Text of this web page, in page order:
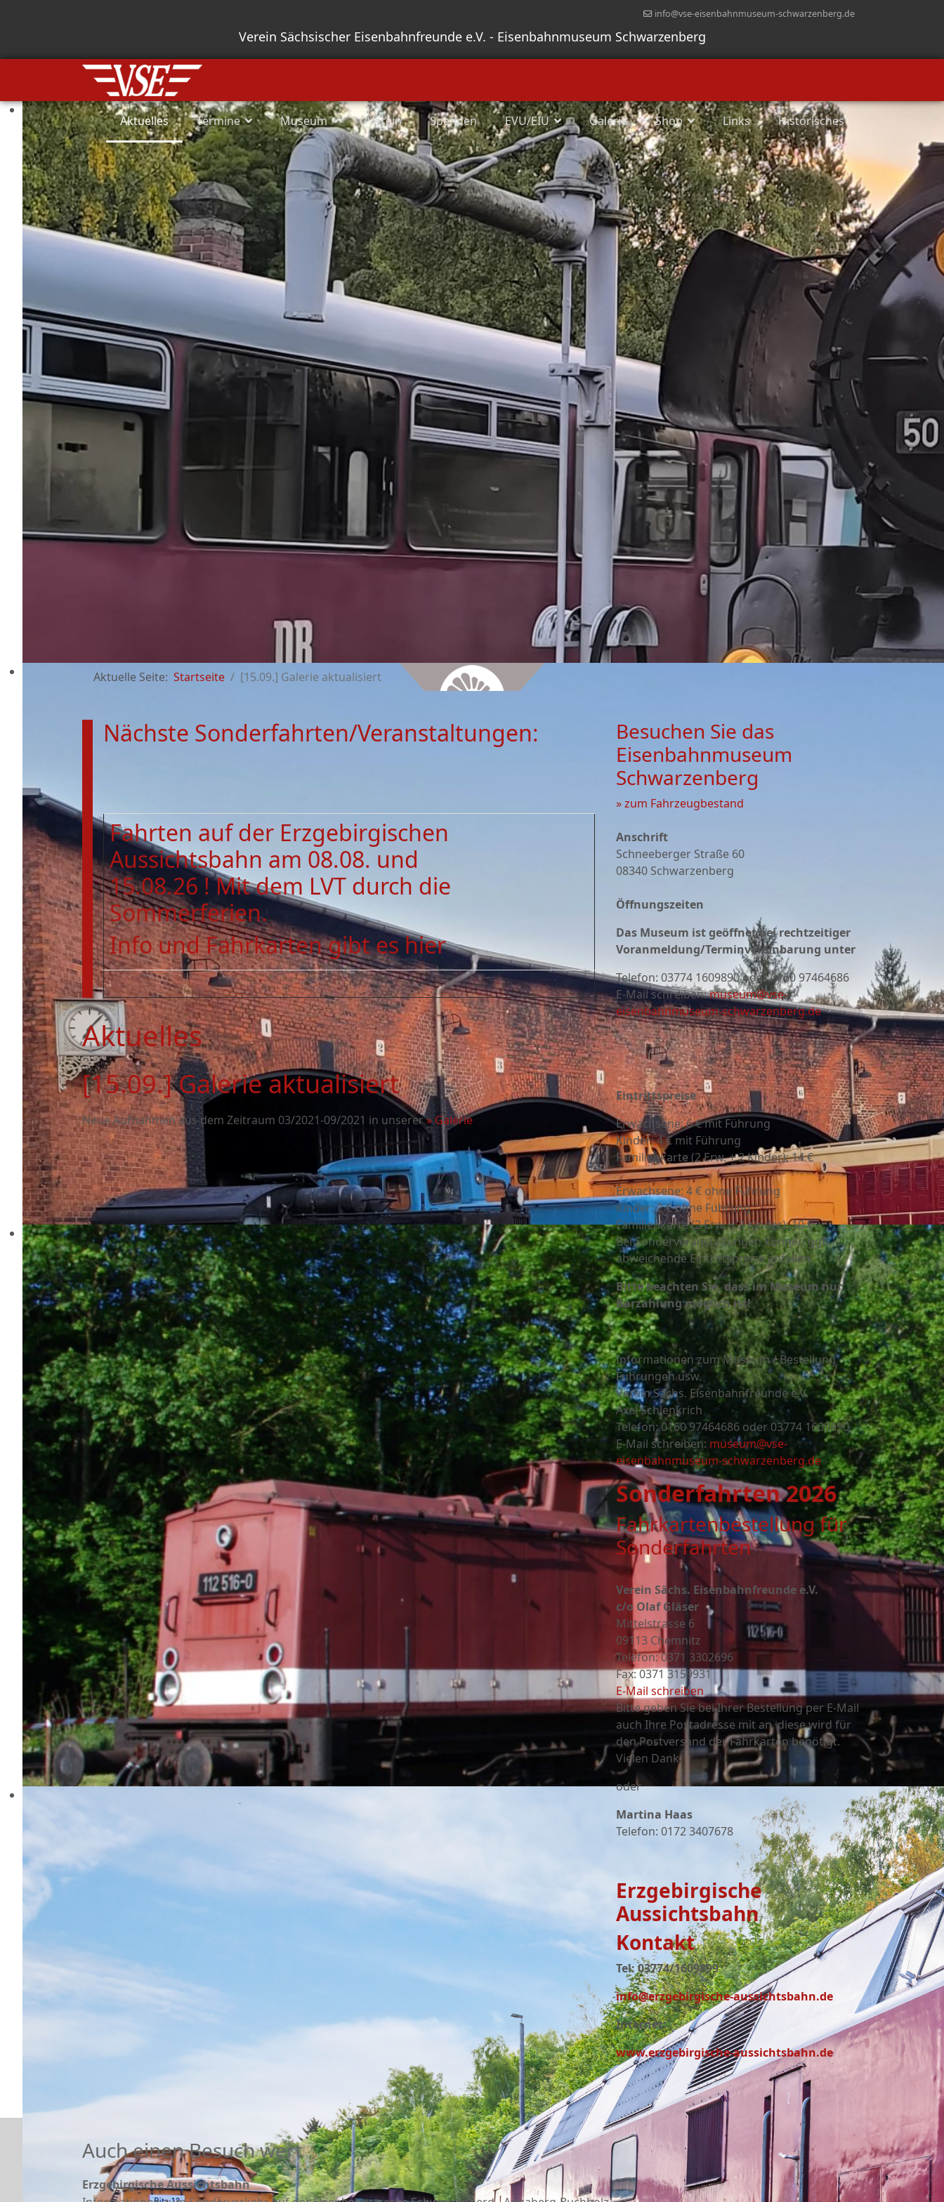
info@vse-eisenbahnmuseum-schwarzenberg.de
Verein Sächsischer Eisenbahnfreunde e.V. - Eisenbahnmuseum Schwarzenberg
Aktuelles Termine Museum Verein Spenden EVU/EIU Galerie Shop Links Historisches
Aktuelle Seite: Startseite [15.09.] Galerie aktualisiert
Nächste Sonderfahrten/Veranstaltungen:
Fahrten auf der Erzgebirgischen
Aussichtsbahn am 08.08. und
15.08.26 ! Mit dem LVT durch die
Sommerferien.
Info und Fahrkarten gibt es hier
Aktuelles
[15.09.] Galerie aktualisiert
Neue Aufnahmen aus dem Zeitraum 03/2021-09/2021 in unserer» Galerie
Besuchen Sie das
Eisenbahnmuseum
Schwarzenberg
» zum Fahrzeugbestand
Anschrift
Schneeberger Straße 60
08340 Schwarzenberg
Öffnungszeiten
Das Museum ist geöffnet bei rechtzeitiger
Voranmeldung/Terminvereinbarung unter
Telefon: 03774 1609890 oder 0160 97464686
E-Mail schreiben:museum@vse-
eisenbahnmuseum-schwarzenberg.de
Eintrittspreise
Erwachsene: 6 € mit Führung
Kinder: 4 € mit Führung
Familienkarte (2 Erw. + 2 Kinder): 14 €
Erwachsene: 4 € ohne Führung
Kinder: 2 € ohne Führung
Familienkarte (2 Erw. + 2 Kinder): 10 €
Bei Sonderveranstaltungen können ggf.
abweichende Eintrittspreise anfallen.
Bitte beachten Sie, dass im Museum nur
Barzahlung möglich ist!
Informationen zum Museum / Bestellung
Führungen usw.
Verein Sächs. Eisenbahnfreunde e.V.
Axel Schlenkrich
Telefon: 0160 97464686 oder 03774 1609890
E-Mail schreiben: museum@vse-
eisenbahnmuseum-schwarzenberg.de
Sonderfahrten 2026
Fahrkartenbestellung für
Sonderfahrten
Verein Sächs. Eisenbahnfreunde e.V.
c/o Olaf Gläser
Mittelstrasse 6
09113 Chemnitz
Telefon: 0371 3302696
Fax: 0371 3159931
E-Mail schreiben
Bitte geben Sie bei Ihrer Bestellung per E-Mail
auch Ihre Postadresse mit an, diese wird für
den Postversand der Fahrkarten benötigt.
Vielen Dank
oder
Martina Haas
Telefon: 0172 3407678
Erzgebirgische
Aussichtsbahn
Kontakt
Tel: 03774/1609899
info@erzgebirgische-aussichtsbahn.de
Internet:
www.erzgebirgische-aussichtsbahn.de
Auch einen Besuch wert
Erzgebirgische Aussichtsbahn